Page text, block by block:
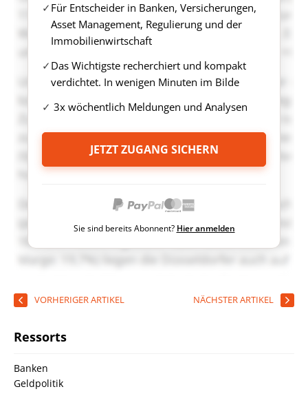
Für Entscheider in Banken, Versicherungen,
Asset Management, Regulierung und der
Immobilienwirtschaft
Das Wichtigste recherchiert und kompakt
verdichtet. In wenigen Minuten im Bilde
3x wöchentlich Meldungen und Analysen
JETZT ZUGANG SICHERN
Sie sind bereits Abonnent? Hier anmelden
VORHERIGER ARTIKEL NÄCHSTER ARTIKEL
Ressorts
Banken
Geldpolitik